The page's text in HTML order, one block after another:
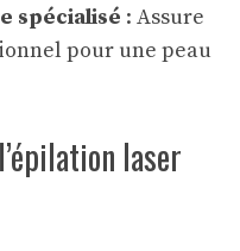
spécialisé : Assure
pour une peau
laser